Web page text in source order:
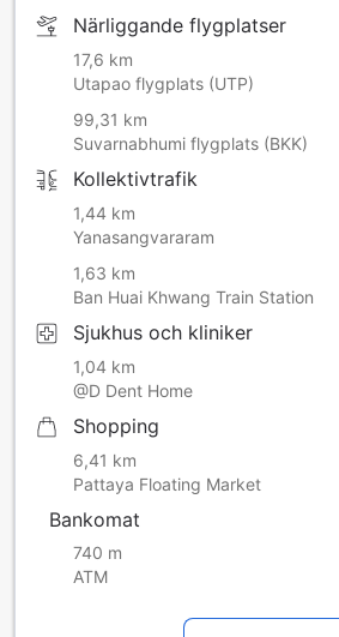
Närliggande flygplatser
17,6 km
Utapao flygplats (UTP)
99,31 km
Suvarnabhumi flygplats (BKK)
Kollektivtrafik
1,44 km
Yanasangvararam
1,63 km
Ban Huai Khwang Train Station
Sjukhus och kliniker
1,04 km
@D Dent Home
Shopping
6,41 km
Pattaya Floating Market
Bankomat
740 m
ATM